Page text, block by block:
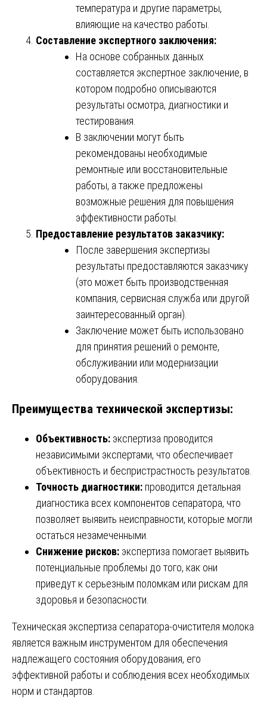
температура и другие параметры,
влияющие на качество работы.
Составление экспертного заключения:
На основе собранных данных
составляется экспертное заключение, в
котором подробно описываются
результаты осмотра, диагностики и
тестирования.
В заключении могут быть
рекомендованы необходимые
ремонтные или восстановительные
работы, а также предложены
возможные решения для повышения
эффективности работы.
Предоставление результатов заказчику:
После завершения экспертизы
результаты предоставляются заказчику
(это может быть производственная
компания, сервисная служба или другой
заинтересованный орган).
Заключение может быть использовано
для принятия решений о ремонте,
обслуживании или модернизации
оборудования.
Преимущества технической экспертизы:
Объективность: экспертиза проводится
независимыми экспертами, что обеспечивает
объективность и беспристрастность результатов.
Точность диагностики: проводится детальная
диагностика всех компонентов сепаратора, что
позволяет выявить неисправности, которые могли
остаться незамеченными.
Снижение рисков: экспертиза помогает выявить
потенциальные проблемы до того, как они
приведут к серьезным поломкам или рискам для
здоровья и безопасности.
Техническая экспертиза сепаратора-очистителя молока
является важным инструментом для обеспечения
надлежащего состояния оборудования, его
эффективной работы и соблюдения всех необходимых
норм и стандартов.